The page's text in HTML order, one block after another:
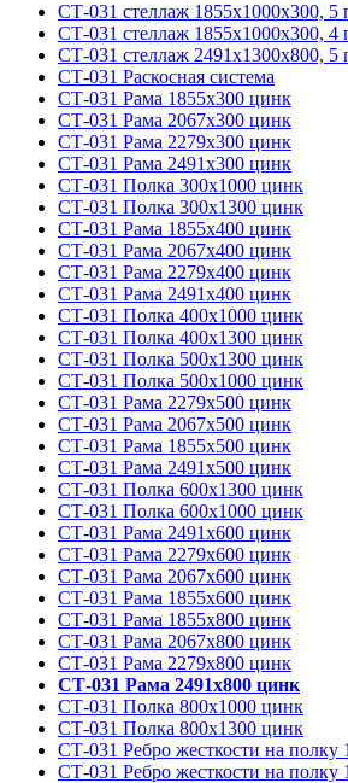
СТ-031 стеллаж 1855х1000х300, 5
СТ-031 стеллаж 1855х1000х300, 4
СТ-031 стеллаж 2491х1300х800, 5
СТ-031 Раскосная система
СТ-031 Рама 1855х300 цинк
СТ-031 Рама 2067х300 цинк
СТ-031 Рама 2279х300 цинк
СТ-031 Рама 2491х300 цинк
СТ-031 Полка 300х1000 цинк
СТ-031 Полка 300х1300 цинк
СТ-031 Рама 1855х400 цинк
СТ-031 Рама 2067х400 цинк
СТ-031 Рама 2279х400 цинк
СТ-031 Рама 2491х400 цинк
СТ-031 Полка 400х1000 цинк
СТ-031 Полка 400х1300 цинк
СТ-031 Полка 500х1300 цинк
СТ-031 Полка 500х1000 цинк
СТ-031 Рама 2279х500 цинк
СТ-031 Рама 2067х500 цинк
СТ-031 Рама 1855х500 цинк
СТ-031 Рама 2491х500 цинк
СТ-031 Полка 600х1300 цинк
СТ-031 Полка 600х1000 цинк
СТ-031 Рама 2491х600 цинк
СТ-031 Рама 2279х600 цинк
СТ-031 Рама 2067х600 цинк
СТ-031 Рама 1855х600 цинк
СТ-031 Рама 1855х800 цинк
СТ-031 Рама 2067х800 цинк
СТ-031 Рама 2279х800 цинк
СТ-031 Рама 2491х800 цинк
СТ-031 Полка 800х1000 цинк
СТ-031 Полка 800х1300 цинк
СТ-031 Ребро жесткости на полку
СТ-031 Ребро жесткости на полку